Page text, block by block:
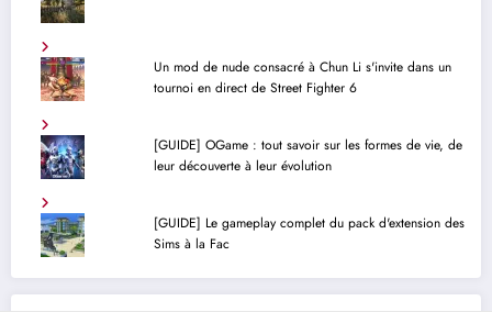
Un mod de nude consacré à Chun Li s'invite dans un
tournoi en direct de Street Fighter 6
[GUIDE] OGame : tout savoir sur les formes de vie, de
leur découverte à leur évolution
[GUIDE] Le gameplay complet du pack d'extension des
Sims à la Fac